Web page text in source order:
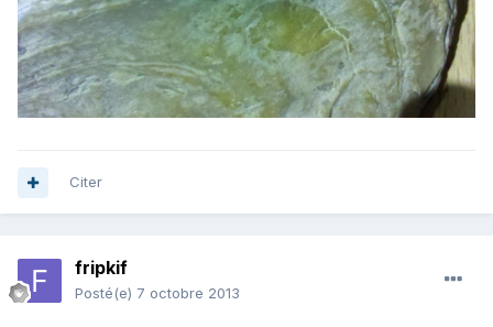
Citer
fripkif
Posté(e) 7 octobre 2013